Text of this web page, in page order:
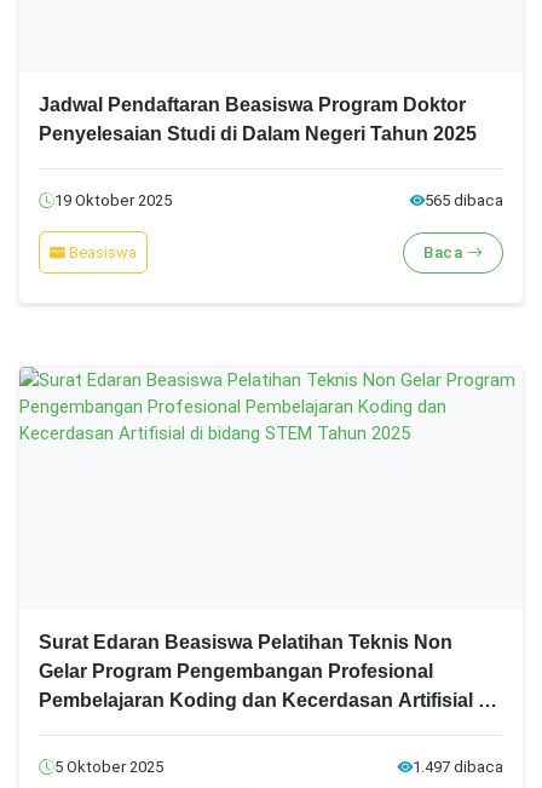
Jadwal Pendaftaran Beasiswa Program Doktor
Penyelesaian Studi di Dalam Negeri Tahun 2025
19 Oktober 2025 565 dibaca
Beasiswa Baca
Surat Edaran Beasiswa Pelatihan Teknis Non
Gelar Program Pengembangan Profesional
Pembelajaran Koding dan Kecerdasan Artifisial di
5 Oktober 2025 1.497 dibaca